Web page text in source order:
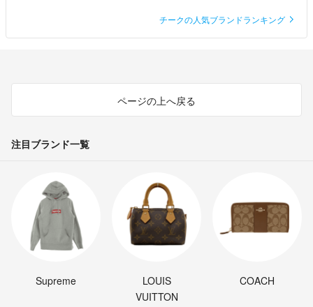
チークの人気ブランドランキング
ページの上へ戻る
注目ブランド一覧
Supreme
LOUIS
VUITTON
COACH